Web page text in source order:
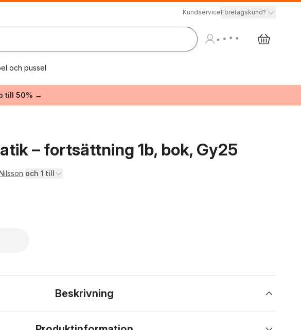
KundserviceFöretagskund?
och pussel
till 50% →
– fortsättning 1b, bok, Gy25
och 1 till
Beskrivning